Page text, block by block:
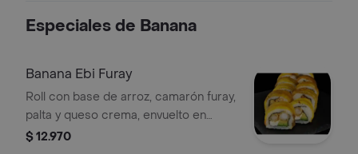
Especiales de Banana
Banana Ebi Furay
Roll con base de arroz, camarón furay,
palta y queso crema, envuelto en
platano frito.
$ 12.970